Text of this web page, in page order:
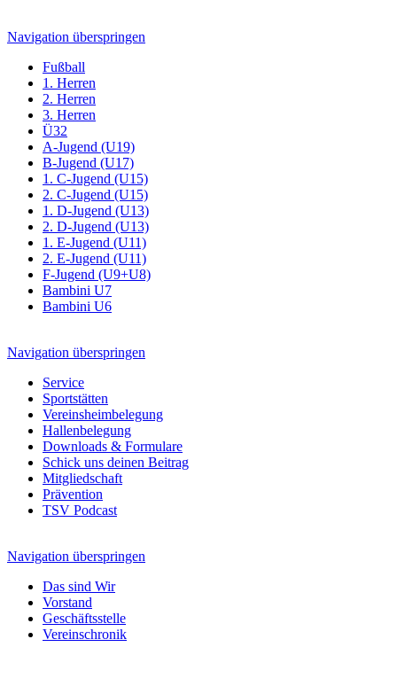
Navigation überspringen
Fußball
1. Herren
2. Herren
3. Herren
Ü32
A-Jugend (U19)
B-Jugend (U17)
1. C-Jugend (U15)
2. C-Jugend (U15)
1. D-Jugend (U13)
2. D-Jugend (U13)
1. E-Jugend (U11)
2. E-Jugend (U11)
F-Jugend (U9+U8)
Bambini U7
Bambini U6
Navigation überspringen
Service
Sportstätten
Vereinsheimbelegung
Hallenbelegung
Downloads & Formulare
Schick uns deinen Beitrag
Mitgliedschaft
Prävention
TSV Podcast
Navigation überspringen
Das sind Wir
Vorstand
Geschäftsstelle
Vereinschronik